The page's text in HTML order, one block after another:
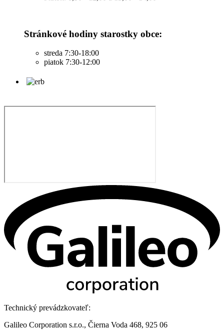
Stránkové hodiny starostky obce:
streda 7:30-18:00
piatok 7:30-12:00
Technický prevádzkovateľ:
Galileo Corporation s.r.o., Čierna Voda 468, 925 06